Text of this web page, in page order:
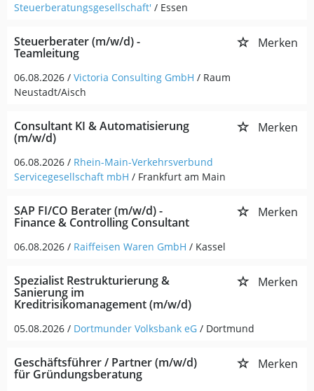
Steuerberatungsgesellschaft' / Essen
Steuerberater (m/w/d) -
Teamleitung
Merken
06.08.2026 / Victoria Consulting GmbH / Raum
Neustadt/Aisch
Consultant KI & Automatisierung
(m/w/d)
Merken
06.08.2026 / Rhein-Main-Verkehrsverbund
Servicegesellschaft mbH / Frankfurt am Main
SAP FI/CO Berater (m/w/d) -
Finance & Controlling Consultant
Merken
06.08.2026 / Raiffeisen Waren GmbH / Kassel
Spezialist Restrukturierung &
Sanierung im
Kreditrisikomanagement (m/w/d)
Merken
05.08.2026 / Dortmunder Volksbank eG / Dortmund
Geschäftsführer / Partner (m/w/d)
für Gründungsberatung
Merken